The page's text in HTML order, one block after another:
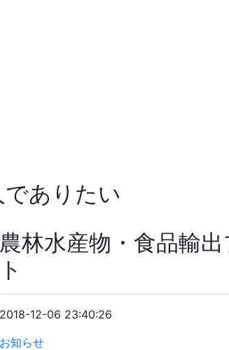
ありたい
農林水産物・食品輸
ト
2018-12-06 23:40:26
お知らせ